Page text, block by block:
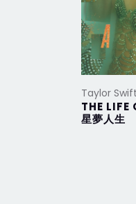
Taylor
THE LIFE
星夢人生